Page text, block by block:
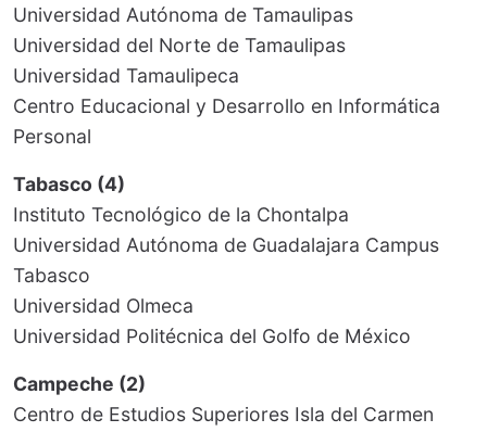
Universidad Autónoma de Tamaulipas
Universidad del Norte de Tamaulipas
Universidad Tamaulipeca
Centro Educacional y Desarrollo en Informática
Personal
Tabasco (4)
Instituto Tecnológico de la Chontalpa
Universidad Autónoma de Guadalajara Campus
Tabasco
Universidad Olmeca
Universidad Politécnica del Golfo de México
Campeche (2)
Centro de Estudios Superiores Isla del Carmen